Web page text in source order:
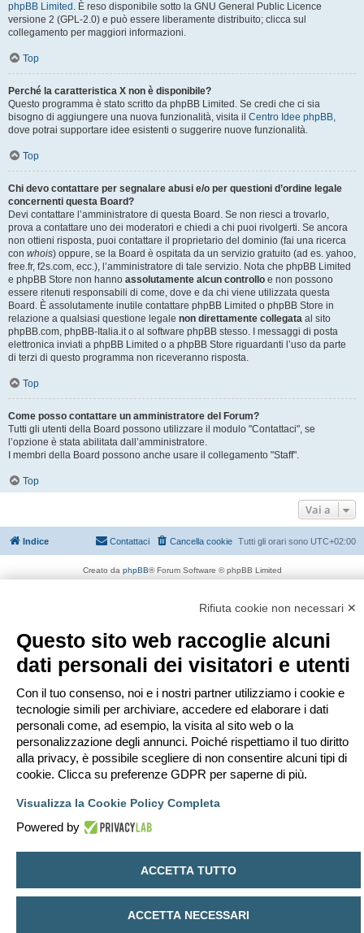
phpBB Limited . È reso disponibile sotto la GNU General Public Licence
versione 2 (GPL-2.0) e può essere liberamente distribuito; clicca sul
collegamento per maggiori informazioni.
Top
Perché la caratteristica X non è disponibile?
Questo programma è stato scritto da phpBB Limited. Se credi che ci sia
bisogno di aggiungere una nuova funzionalità, visita il Centro Idee phpBB,
dove potrai supportare idee esistenti o suggerire nuove funzionalità.
Top
Chi devo contattare per segnalare abusi e/o per questioni d’ordine legale
concernenti questa Board?
Devi contattare l’amministratore di questa Board. Se non riesci a trovarlo,
prova a contattare uno dei moderatori e chiedi a chi puoi rivolgerti. Se ancora
non ottieni risposta, puoi contattare il proprietario del dominio (fai una ricerca
con whois) oppure, se la Board è ospitata da un servizio gratuito (ad es. yahoo,
free.fr, f2s.com, ecc.), l’amministratore di tale servizio. Nota che phpBB Limited
e phpBB Store non hanno assolutamente alcun controllo e non possono
essere ritenuti responsabili di come, dove e da chi viene utilizzata questa
Board. È assolutamente inutile contattare phpBB Limited o phpBB Store in
relazione a qualsiasi questione legale non direttamente collegata al sito
phpBB.com, phpBB-Italia.it o al software phpBB stesso. I messaggi di posta
elettronica inviati a phpBB Limited o a phpBB Store riguardanti l’uso da parte
di terzi di questo programma non riceveranno risposta.
Top
Come posso contattare un amministratore del Forum?
Tutti gli utenti della Board possono utilizzare il modulo "Contattaci", se
l’opzione è stata abilitata dall’amministratore.
I membri della Board possono anche usare il collegamento "Staff".
Top
Vai a
Indice Tutti gli orari sono UTC+02:00
Cancella cookie
Contattaci
Creato da phpBB® Forum Software © phpBB Limited
Rifiuta cookie non necessari ✕
Questo sito web raccoglie alcuni
dati personali dei visitatori e utenti
Con il tuo consenso, noi e i nostri partner utilizziamo i cookie e
tecnologie simili per archiviare, accedere ed elaborare i dati
personali come, ad esempio, la visita al sito web o la
personalizzazione degli annunci. Poiché rispettiamo il tuo diritto
alla privacy, è possibile scegliere di non consentire alcuni tipi di
cookie. Clicca su preferenze GDPR per saperne di più.
Visualizza la Cookie Policy Completa
Powered by
ACCETTA TUTTO
ACCETTA NECESSARI